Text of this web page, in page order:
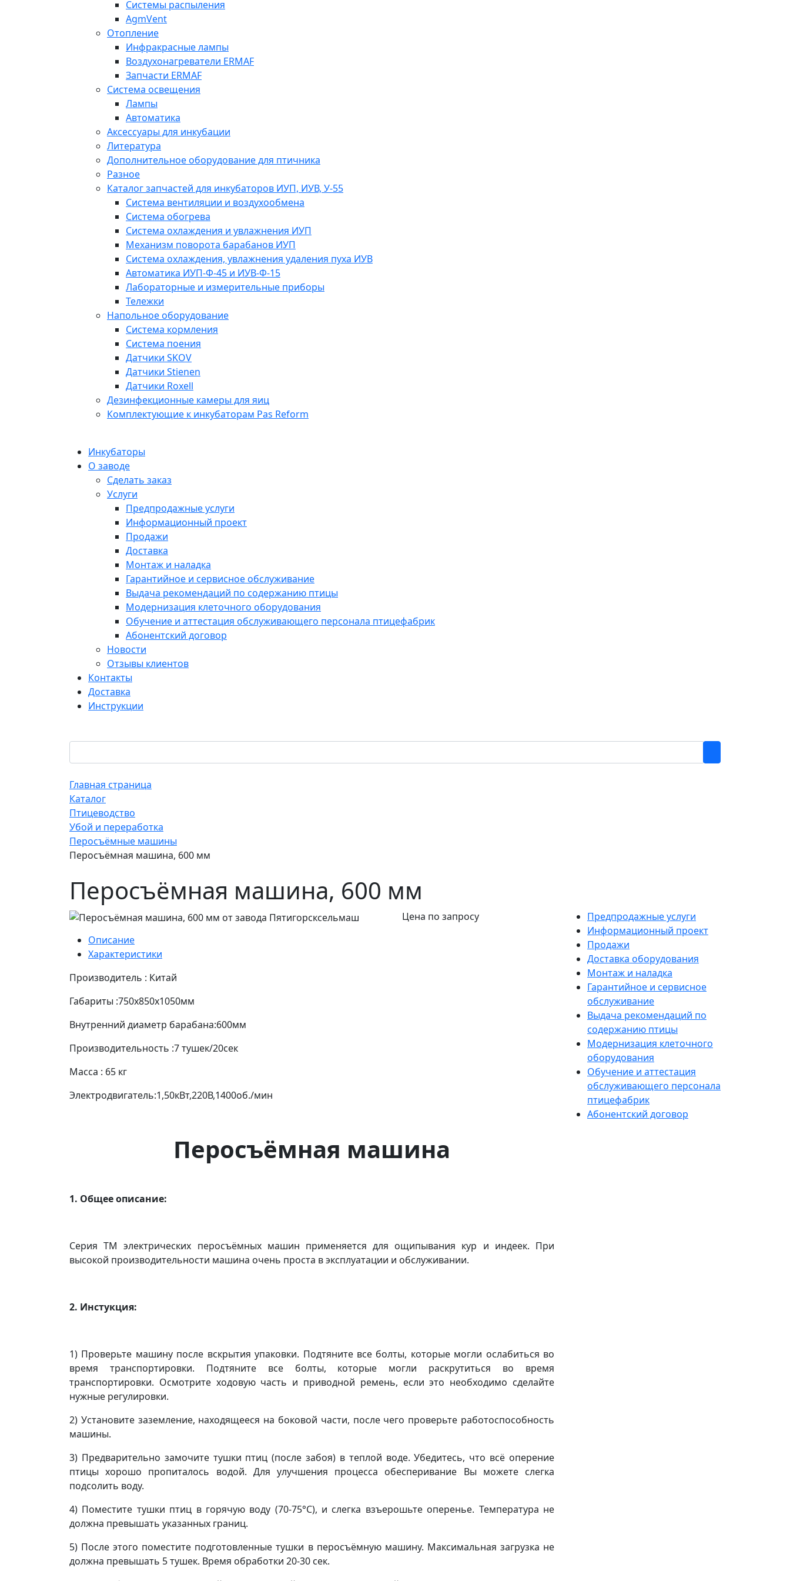
Системы распыления
AgmVent
Отопление
Инфракрасные лампы
Воздухонагреватели ERMAF
Запчасти ERMAF
Система освещения
Лампы
Автоматика
Аксессуары для инкубации
Литература
Дополнительное оборудование для птичника
Разное
Каталог запчастей для инкубаторов ИУП, ИУВ, У-55
Система вентиляции и воздухообмена
Система обогрева
Система охлаждения и увлажнения ИУП
Механизм поворота барабанов ИУП
Система охлаждения, увлажнения удаления пуха ИУВ
Автоматика ИУП-Ф-45 и ИУВ-Ф-15
Лабораторные и измерительные приборы
Тележки
Напольное оборудование
Система кормления
Система поения
Датчики SKOV
Датчики Stienen
Датчики Roxell
Дезинфекционные камеры для яиц
Комплектующие к инкубаторам Pas Reform
Инкубаторы
О заводе
Сделать заказ
Услуги
Предпродажные услуги
Информационный проект
Продажи
Доставка
Монтаж и наладка
Гарантийное и сервисное обслуживание
Выдача рекомендаций по содержанию птицы
Модернизация клеточного оборудования
Обучение и аттестация обслуживающего персонала птицефабрик
Абонентский договор
Новости
Отзывы клиентов
Контакты
Доставка
Инструкции
Главная страница
Каталог
Птицеводство
Убой и переработка
Перосъёмные машины
Перосъёмная машина, 600 мм
Перосъёмная машина, 600 мм
Цена по запросу
Описание
Характеристики
Производитель : Китай
Габариты :750х850х1050мм
Внутренний диаметр барабана:600мм
Производительность :7 тушек/20сек
Масса : 65 кг
Электродвигатель:1,50кВт,220В,1400об./мин
Перосъёмная машина
1. Общее описание:
Серия ТМ электрических перосъёмных машин применяется для ощипывания кур и индеек. При
высокой производительности машина очень проста в эксплуатации и обслуживании.
2. Инстукция:
1) Проверьте машину после вскрытия упаковки. Подтяните все болты, которые могли ослабиться во
время транспортировки. Подтяните все болты, которые могли раскрутиться во время
транспортировки. Осмотрите ходовую часть и приводной ремень, если это необходимо сделайте
нужные регулировки.
2) Установите заземление, находящееся на боковой части, после чего проверьте работоспособность
машины.
3) Предварительно замочите тушки птиц (после забоя) в теплой воде. Убедитесь, что всё оперение
птицы хорошо пропиталось водой. Для улучшения процесса обесперивание Вы можете слегка
подсолить воду.
4) Поместите тушки птиц в горячую воду (70-75°С), и слегка взъерошьте оперенье. Температура не
должна превышать указанных границ.
5) После этого поместите подготовленные тушки в перосъёмную машину. Максимальная загрузка не
должна превышать 5 тушек. Время обработки 20-30 сек.
Предпродажные услуги
Информационный проект
Продажи
Доставка оборудования
Монтаж и наладка
Гарантийное и сервисное
обслуживание
Выдача рекомендаций по
содержанию птицы
Модернизация клеточного
оборудования
Обучение и аттестация
обслуживающего персонала
птицефабрик
Абонентский договор